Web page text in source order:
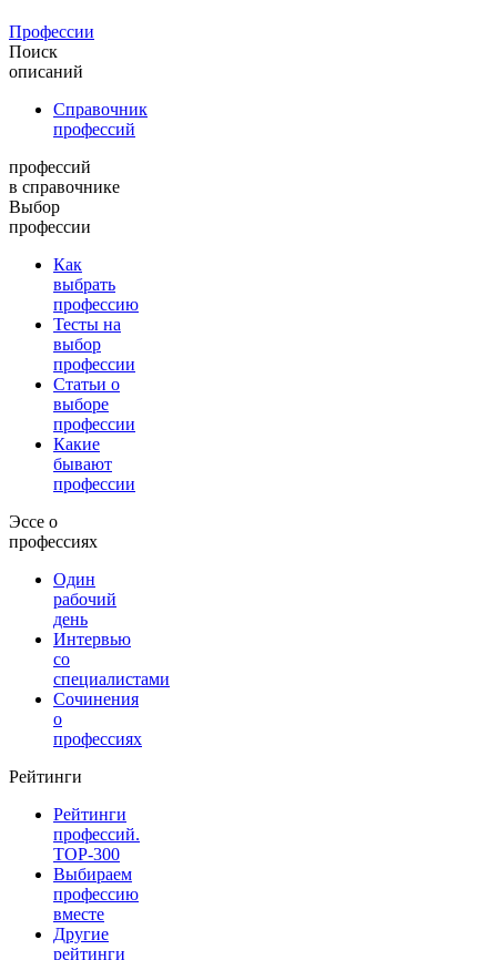
Профессии
Поиск
описаний
Справочник
профессий
профессий
в справочнике
Выбор
профессии
Как
выбрать
профессию
Тесты на
выбор
профессии
Статьи о
выборе
профессии
Какие
бывают
профессии
Эссе о
профессиях
Один
рабочий
день
Интервью
со
специалистами
Сочинения
о
профессиях
Рейтинги
Рейтинги
профессий.
TOP-300
Выбираем
профессию
вместе
Другие
рейтинги